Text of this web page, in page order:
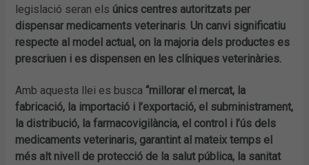
legislació seran els únics centres autoritzats per
dispensar medicaments veterinaris. Un canvi significatiu
respecte al model actual, on la majoria dels productes es
prescriuen i es dispensen en les clíniques veterinàries.
Amb aquesta llei es busca “millorar el mercat, la
fabricació, la importació i l’exportació, el subministrament,
la distribució, la farmacovigilància, el control i l’ús dels
medicaments veterinaris, garantint al mateix temps el
més alt nivell de protecció de la salut pública, la sanitat